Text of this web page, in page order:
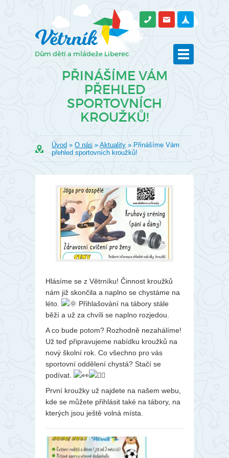
PŘINÁŠÍME VÁM
PŘEHLED
SPORTOVNÍCH
KROUŽKŮ!
Úvod » O nás» Aktuality » Přinášíme Vám
přehled sportovních kroužků!
Hlásíme se z Větrníku! Činnost kroužků
nám již skončila a naplno se chystáme na
léto.
Přihlašování na tábory stále
běží a už za chvíli se naplno rozjedou.
A co bude potom? Rozhodně nezahálíme!
Už teď připravujeme nabídku kroužků na
nový školní rok. Co všechno pro vás
sportovní oddělení chystá? Stačí se
podívat.
První kroužky už najdete na našem webu,
kde se můžete přihlásit také na tábory, na
kterých jsou ještě volná místa.